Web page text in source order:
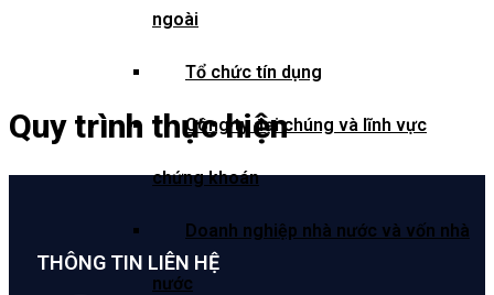
ngoài
Tổ chức tín dụng
Công ty đại chúng và lĩnh vực
chứng khoán
Doanh nghiệp nhà nước và vốn nhà
nước
Quy trình thực hiện
THÔNG TIN LIÊN HỆ